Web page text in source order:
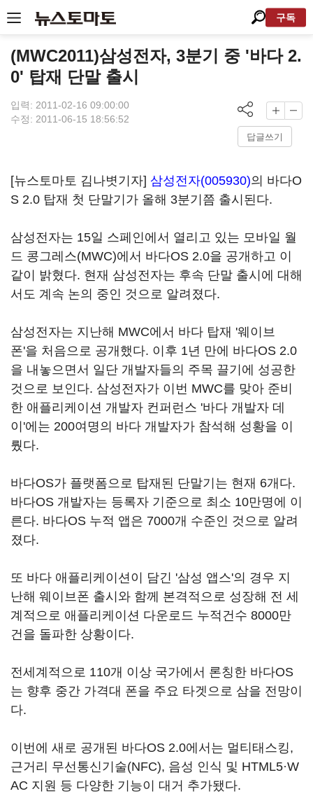
구독
(MWC2011)삼성전자, 3분기 중 '바다 2.
0' 탑재 단말 출시
입력: 2011-02-16 09:00:00
수정: 2011-06-15 18:56:52
답글쓰기
[뉴스토마토 김나볏기자] 삼성전자(005930)의 바다O
S 2.0 탑재 첫 단말기가 올해 3분기쯤 출시된다.
삼성전자는 15일 스페인에서 열리고 있는 모바일 월
드 콩그레스(MWC)에서 바다OS 2.0을 공개하고 이
같이 밝혔다. 현재 삼성전자는 후속 단말 출시에 대해
서도 계속 논의 중인 것으로 알려졌다.
삼성전자는 지난해 MWC에서 바다 탑재 '웨이브
폰'을 처음으로 공개했다. 이후 1년 만에 바다OS 2.0
을 내놓으면서 일단 개발자들의 주목 끌기에 성공한
것으로 보인다. 삼성전자가 이번 MWC를 맞아 준비
한 애플리케이션 개발자 컨퍼런스 '바다 개발자 데
이'에는 200여명의 바다 개발자가 참석해 성황을 이
뤘다.
바다OS가 플랫폼으로 탑재된 단말기는 현재 6개다.
바다OS 개발자는 등록자 기준으로 최소 10만명에 이
른다. 바다OS 누적 앱은 7000개 수준인 것으로 알려
졌다.
또 바다 애플리케이션이 담긴 '삼성 앱스'의 경우 지
난해 웨이브폰 출시와 함께 본격적으로 성장해 전 세
계적으로 애플리케이션 다운로드 누적건수 8000만
건을 돌파한 상황이다.
전세계적으로 110개 이상 국가에서 론칭한 바다OS
는 향후 중간 가격대 폰을 주요 타겟으로 삼을 전망이
다.
이번에 새로 공개된 바다OS 2.0에서는 멀티태스킹,
근거리 무선통신기술(NFC), 음성 인식 및 HTML5·W
AC 지원 등 다양한 기능이 대거 추가됐다.